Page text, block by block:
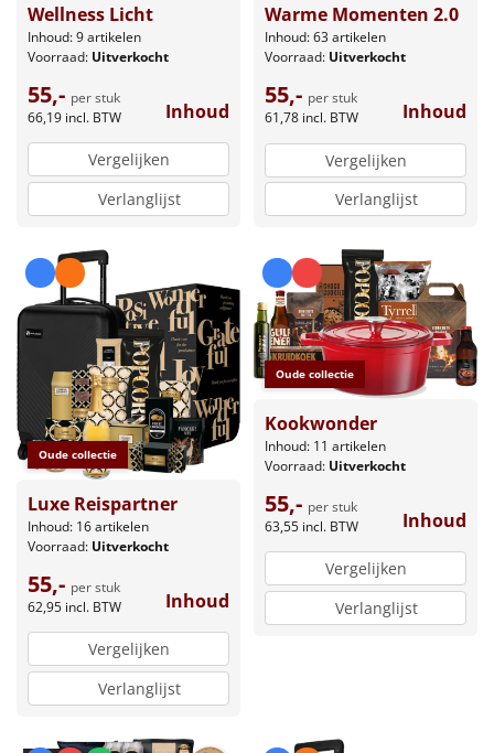
Wellness Licht
Inhoud: 9 artikelen
Voorraad: Uitverkocht
55,- per stuk
66,19 incl. BTW Inhoud
Vergelijken
Verlanglijst
Warme Momenten 2.0
Inhoud: 63 artikelen
Voorraad: Uitverkocht
55,- per stuk
61,78 incl. BTW Inhoud
Vergelijken
Verlanglijst
Oude collectie
Luxe Reispartner
Inhoud: 16 artikelen
Voorraad: Uitverkocht
55,- per stuk
62,95 incl. BTW Inhoud
Vergelijken
Verlanglijst
Oude collectie
Kookwonder
Inhoud: 11 artikelen
Voorraad: Uitverkocht
55,- per stuk
63,55 incl. BTW Inhoud
Vergelijken
Verlanglijst